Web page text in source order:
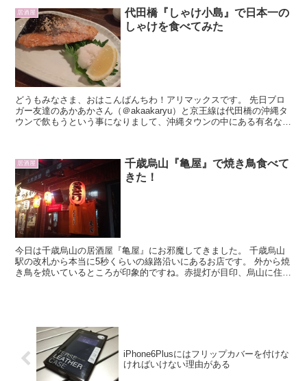
居酒屋
代田橋『しゃけ小島』で日本一の
しゃけを食べてみた
どうもみなさま、おはこんばんちわ！アリマックスです。 先日ブロ
ガー友達のあかあかさん（＠akaakaryu）と京王線は代田橋の沖縄タ
ウンで飲もうという事になりまして、沖縄タウンの中にある有名なし
居酒屋
千歳烏山『亀屋』で焼き鳥食べて
きた！
今日は千歳烏山の居酒屋『亀屋』にお邪魔してきました。 千歳烏山
駅の改札から本当に5秒くらいの線路沿いにあるお店です。 外から焼
き鳥を焼いているところが印象的ですね。赤提灯が目印、烏山に住ん
iPhone6Plusにはフリップカバーを付けな
ければいけない理由がある